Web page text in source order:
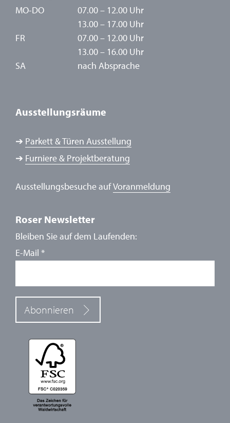
MO-DO
07.00 – 12.00 Uhr
13.00 – 17.00 Uhr
FR
07.00 – 12.00 Uhr
13.00 – 16.00 Uhr
SA
nach Absprache
Ausstellungsräume
➔ Parkett & Türen Ausstellung
➔ Furniere & Projektberatung
Ausstellungsbesuche aufVoranmeldung
Roser Newsletter
Bleiben Sie auf dem Laufenden:
E-Mail *
Abonnieren